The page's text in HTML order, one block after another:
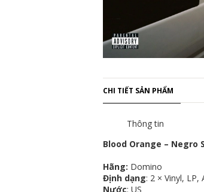
CHI TIẾT SẢN PHẨM
Thông tin
Blood Orange ‎– Negro
Hãng: Domino
Định dạng: 2 × Vinyl, LP,
Nước: US